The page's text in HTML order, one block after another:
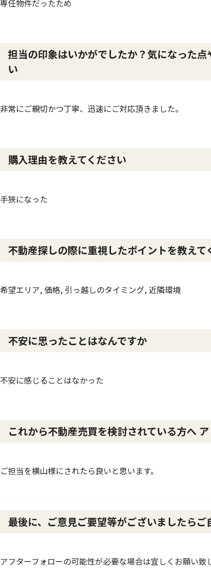
専任物件だったため
担当の印象はいかがでしたか？気になった
い
非常にご親切かつ丁寧、迅速にご対応頂きました。
購入理由を教えてください
手狭になった
不動産探しの際に重視したポイントを教えて
希望エリア, 価格, 引っ越しのタイミング, 近隣環境
不安に思ったことはなんですか
不安に感じることはなかった
これから不動産売買を検討されている方へ
ご担当を横山様にされたら良いと思います。
最後に、ご意見ご要望等がございましたら
アフターフォローの可能性が必要な場合は宜しくお願い致